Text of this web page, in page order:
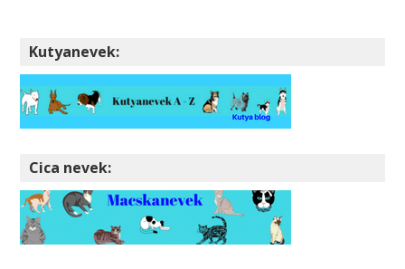
Kutyanevek:
Cica nevek: